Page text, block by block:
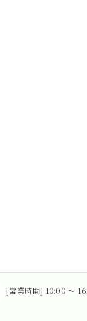
[営業時間] 10:00 〜